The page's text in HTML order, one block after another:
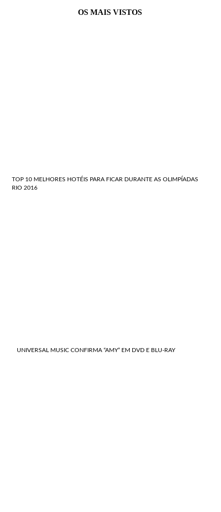
OS MAIS VISTOS
TOP 10 MELHORES HOTÉIS PARA FICAR DURANTE AS OLIMPÍADAS
RIO 2016
UNIVERSAL MUSIC CONFIRMA “AMY” EM DVD E BLU-RAY